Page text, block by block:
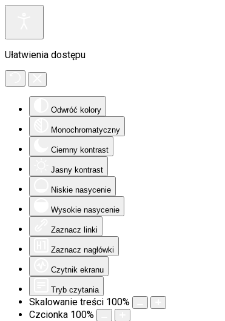
Ułatwienia dostępu
Odwróć kolory
Monochromatyczny
Ciemny kontrast
Jasny kontrast
Niskie nasycenie
Wysokie nasycenie
Zaznacz linki
Zaznacz nagłówki
Czytnik ekranu
Tryb czytania
Skalowanie treści 100%
Czcionka 100%